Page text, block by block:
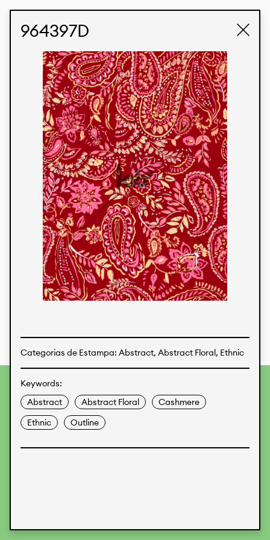
Para fornecer as melhores experiências, usamos
tecnologias como cookies para armazenar e/ou acessar
informações do dispositivo. O consentimento para essas
tecnologias nos permitirá processar dados como
comportamento de navegação ou IDs exclusivos neste site.
negativamente certos recursos e funções.
964397D
Categorias de Estampa: Abstract, Abstract Floral, Ethnic
Keywords:
Abstract
Abstract Floral
Cashmere
Ethnic
Outline
KALIMO CONTATO
Produtos
Temos orgulho de expressar nossa identidade
brasileira por meio de nossos tecidos e estampas
personalizadas, trabalhando em colaboração
com nossos clientes e dando vida aos seus
conceitos e criações. Nossa extensa linha de
produtos tem opções para diferentes mercados.
Oferecemos também tecidos ecológicos e
tecnológicos que podem ser acabados em
qualquer cor sólida ou impressão digital.
Cores
Estampas